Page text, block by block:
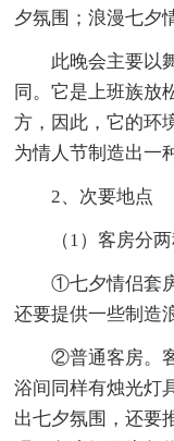
夕氛围；浪漫七夕
此晚会主要以
同。它是上班族放
方，因此，它的环
为情人节制造出一
2、次要地点
（1）客房分两
①七夕情侣套
还要提供一些制造
②普通客房。
浴间同样有烛光灯
出七夕氛围，还要